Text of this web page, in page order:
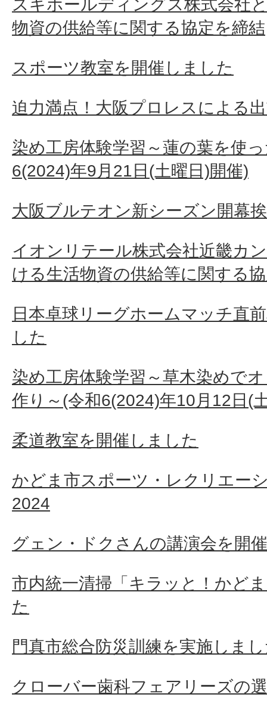
スギホールディングス株式会社
物資の供給等に関する協定を締結
スポーツ教室を開催しました
迫力満点！大阪プロレスによる
染め工房体験学習～蓮の葉を使
6(2024)年9月21日(土曜日)開催)
大阪ブルテオン新シーズン開幕
イオンリテール株式会社近畿カ
ける生活物資の供給等に関する
日本卓球リーグホームマッチ直
した
染め工房体験学習～草木染めで
作り～(令和6(2024)年10月12日(
柔道教室を開催しました
かどま市スポーツ・レクリエー
2024
グェン・ドクさんの講演会を開催
市内統一清掃「キラッと！かど
た
門真市総合防災訓練を実施しま
クローバー歯科フェアリーズの